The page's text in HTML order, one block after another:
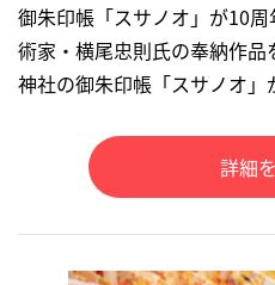
御朱印帳「スサノオ」が10
術家・横尾忠則氏の奉納作
神社の御朱印帳「スサノオ
詳細